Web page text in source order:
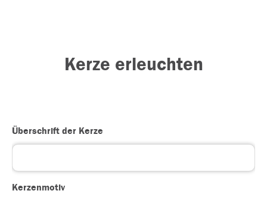
Kerze erleuchten
Überschrift der Kerze
Kerzenmotiv